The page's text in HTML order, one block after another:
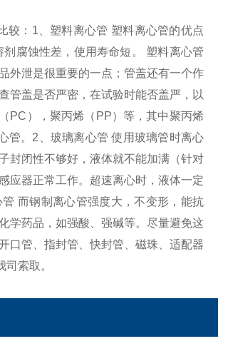
较：1、塑料离心管 塑料离心管的优点
腐蚀性差，使用寿命短。 塑料离心管
外泄是很重要的一点；管盖还有一个作
管盖是否严密，在试验时能否盖严，以
PC），聚丙烯（PP）等，其中聚丙烯
管。2、玻璃离心管 使用玻璃管时离心
封闭性不够好，液体就不能加满（针对
应器正常工作。超速离心时，液体一定
而钢制离心管强度大，不变形，能抗
学药品，如强酸、强碱等。尽量避免这
口管、指封管、快封管、磁珠、适配器
索取。